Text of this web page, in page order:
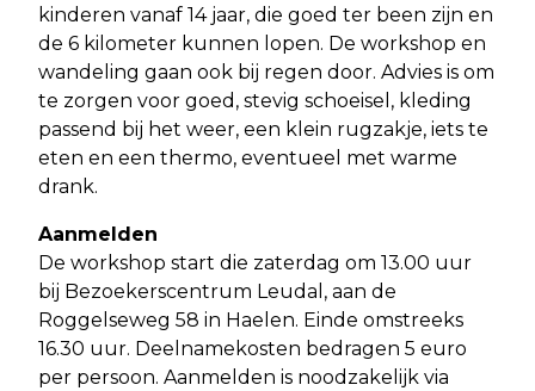
kinderen vanaf 14 jaar, die goed ter been zijn en
de 6 kilometer kunnen lopen. De workshop en
wandeling gaan ook bij regen door. Advies is om
te zorgen voor goed, stevig schoeisel, kleding
passend bij het weer, een klein rugzakje, iets te
eten en een thermo, eventueel met warme
drank.
Aanmelden
De workshop start die zaterdag om 13.00 uur
bij Bezoekerscentrum Leudal, aan de
Roggelseweg 58 in Haelen. Einde omstreeks
16.30 uur. Deelnamekosten bedragen 5 euro
per persoon. Aanmelden is noodzakelijk via